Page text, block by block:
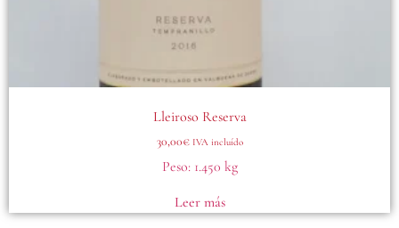
Lleiroso Reserva
30,00€ IVA incluído
Peso:1.450 kg
Leer más